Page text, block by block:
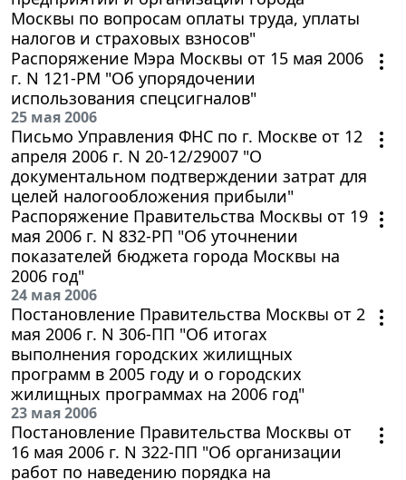
Москвы по вопросам оплаты труда, уплаты
налогов и страховых взносов"
Распоряжение Мэра Москвы от 15 мая 2006
г. N 121-РМ "Об упорядочении
использования спецсигналов"
25 мая 2006
Письмо Управления ФНС по г. Москве от 12
апреля 2006 г. N 20-12/29007 "О
документальном подтверждении затрат для
целей налогообложения прибыли"
Распоряжение Правительства Москвы от 19
мая 2006 г. N 832-РП "Об уточнении
показателей бюджета города Москвы на
2006 год"
24 мая 2006
Постановление Правительства Москвы от 2
мая 2006 г. N 306-ПП "Об итогах
выполнения городских жилищных
программ в 2005 году и о городских
жилищных программах на 2006 год"
23 мая 2006
Постановление Правительства Москвы от
16 мая 2006 г. N 322-ПП "Об организации
работ по наведению порядка на